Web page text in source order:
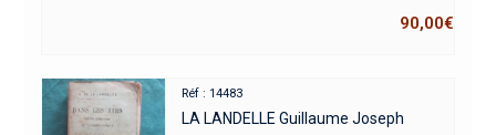
90,00€
Réf : 14483
LA LANDELLE Guillaume Joseph